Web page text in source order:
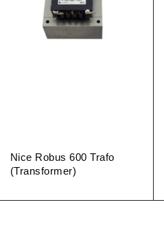
Nice Robus 600 Trafo
(Transformer)